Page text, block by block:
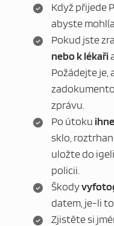
Když přijede
abyste
Pokud jste
nebo k lékaři
Požádejte je,
zprávu.
Po útoku
sklo,
uložte do
policii.
Škody
datem, je-li to
Zjistěte si